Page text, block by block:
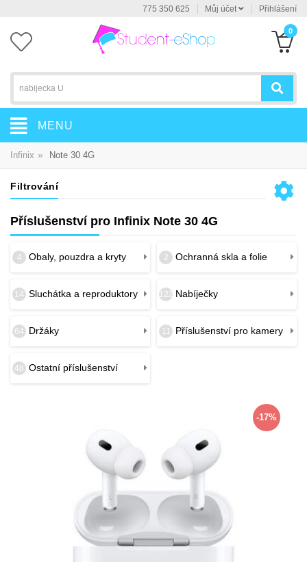
775 350 625 Můj účet Přihlášení
0
MENU
Infinix » Note 30 4G
Filtrování
Příslušenství pro Infinix Note 30 4G
4 Obaly, pouzdra a kryty 2 Ochranná skla a folie
14 Sluchátka a reproduktory 122 Nabíječky
64 Držáky 11 Příslušenství pro kamery
48 Ostatní příslušenství
-17%